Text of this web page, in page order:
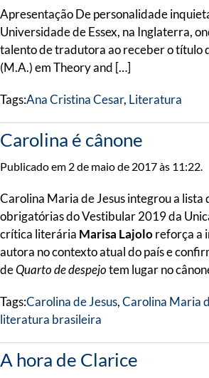
Apresentação De personalidade
Universidade de Essex, na Inglaterra,
talento de tradutora ao receber o título
(M.A.) em Theory and […]
Tags:Ana Cristina Cesar, Literatura
Carolina é cânone
Publicado em 2 de maio de 2017 às 11:22.
Carolina Maria de Jesus integrou a lista
obrigatórias do Vestibular 2019 da
crítica literária Marisa Lajoloreforça a
autora no contexto atual do país e
deQuarto de despejotem lugar no
Tags:Carolina de Jesus,Carolina Maria
literatura brasileira
A hora de Clarice